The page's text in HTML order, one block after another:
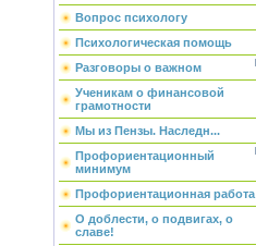
Вопрос психологу
Психологическая помощь
Разговоры о важном
Ученикам о финансовой
грамотности
Мы из Пензы. Наследн...
Профориентационный
минимум
Профориентационная работа
О доблести, о подвигах, о
славе!